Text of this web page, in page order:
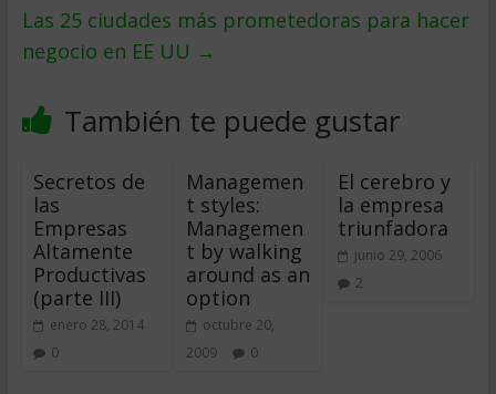
Las 25 ciudades más prometedoras para hacer
negocio en EE UU →
También te puede gustar
Secretos de
las
Empresas
Altamente
Productivas
(parte III)
enero 28, 2014
0
Managemen
t styles:
Managemen
t by walking
around as an
option
octubre 20,
2009
0
El cerebro y
la empresa
triunfadora
junio 29, 2006
2